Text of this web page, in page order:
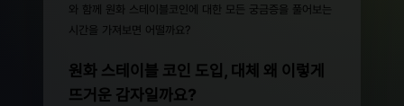
와 함께 원화 스테이블코인에 대한 모든 궁금증을 풀어보는
시간을 가져보면 어떨까요?
원화 스테이블 코인 도입, 대체 왜 이렇게
뜨거운 감자일까요?